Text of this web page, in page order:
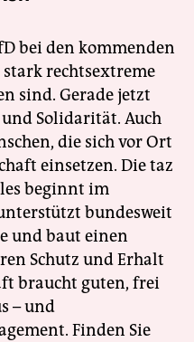
bei den kommenden
rechtsextreme
sind. Gerade jetzt
Solidarität. Auch
die sich vor Ort
einsetzen. Die taz
beginnt im
bundesweit
und baut einen
Schutz und Erhalt
braucht guten, frei
– und
Finden Sie